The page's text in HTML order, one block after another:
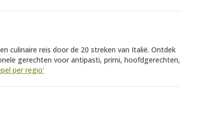
culinaire reis door de 20 streken van Italië. Ontdek
gerechten voor antipasti, primi, hoofdgerechten,
per regio'